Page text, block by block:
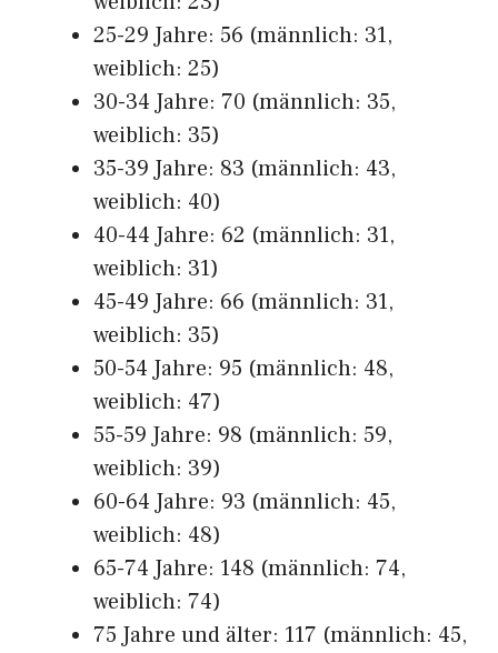
25-29 Jahre: 56 (männlich: 31,
weiblich: 25)
30-34 Jahre: 70 (männlich: 35,
weiblich: 35)
35-39 Jahre: 83 (männlich: 43,
weiblich: 40)
40-44 Jahre: 62 (männlich: 31,
weiblich: 31)
45-49 Jahre: 66 (männlich: 31,
weiblich: 35)
50-54 Jahre: 95 (männlich: 48,
weiblich: 47)
55-59 Jahre: 98 (männlich: 59,
weiblich: 39)
60-64 Jahre: 93 (männlich: 45,
weiblich: 48)
65-74 Jahre: 148 (männlich: 74,
weiblich: 74)
75 Jahre und älter: 117 (männlich: 45,